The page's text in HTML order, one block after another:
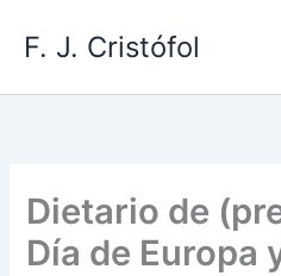
F. J. Cristófol
Dietario de
Día de Europa